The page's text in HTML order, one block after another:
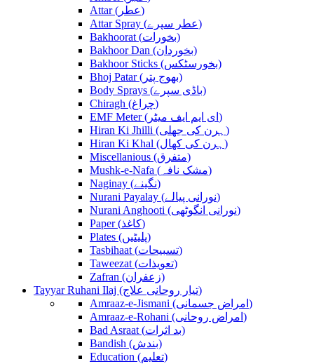
Attar (عطر)
Attar Spray (عطر سپرے)
Bakhoorat (بخورات)
Bakhoor Dan (بخوردان)
Bakhoor Sticks (بخورسٹکس)
Bhoj Patar (بھوج پتر)
Body Sprays (باڈی سپرے)
Chiragh (چراغ)
EMF Meter (ای ایم ایف میٹر)
Hiran Ki Jhilli (ہرن کی جھلی)
Hiran Ki Khal (ہرن کی کھال)
Miscellanious (متفرق)
Mushk-e-Nafa (مشک نافہ)
Naginay (نگینے)
Nurani Payalay (نورانی پیالے)
Nurani Anghooti (نورانی انگوٹھی)
Paper (کاغذ)
Plates (پلیٹیں)
Tasbihaat (تسبیحات)
Taweezat (تعویذات)
Zafran (زعفران)
Tayyar Ruhani Ilaj (تیار روحانی علاج)
Amraaz-e-Jismani (امراض جسمانی)
Amraaz-e-Rohani (امراض روحانی)
Bad Asraat (بد اثرات)
Bandish (بندش)
Education (تعلیم)